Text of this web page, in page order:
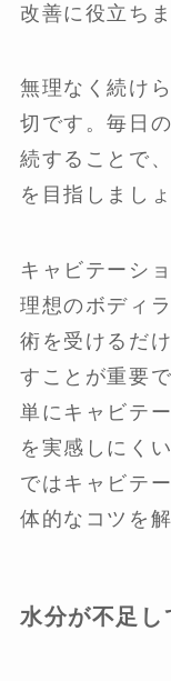
改善に役立ちま
無理なく続け
切です。毎日
続することで
を目指しましょ
キャビテーシ
理想のボディ
術を受けるだ
すことが重要で
単にキャビテ
を実感しにく
ではキャビテ
体的なコツを
水分が不足し